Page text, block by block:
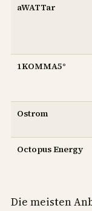
aWATTar
1KOMMA5°
Ostrom
Octopus Energy
Die meisten